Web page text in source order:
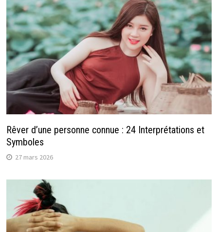
Rêver d’une personne connue : 24 Interprétations et
Symboles
27 mars 2026